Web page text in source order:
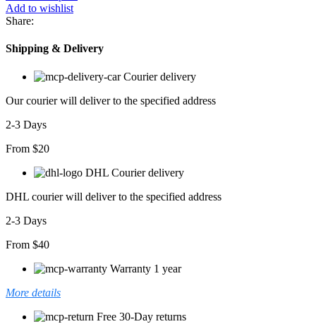
Bisiklet
Yaka
Viskon
Bluz
adet
Add to wishlist
Share:
Shipping & Delivery
Courier delivery
Our courier will deliver to the specified address
2-3 Days
From $20
DHL Courier delivery
DHL courier will deliver to the specified address
2-3 Days
From $40
Warranty 1 year
More details
Free 30-Day returns